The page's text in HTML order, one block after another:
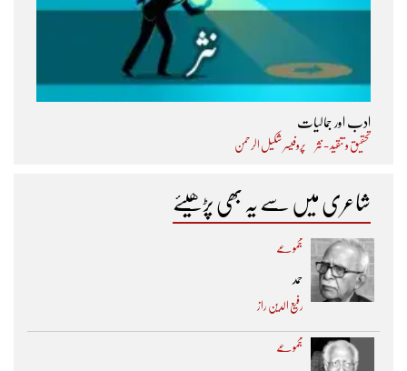
ادب اور جمالیات
تحقیق و تنقید - نثر پروفیسر شکیل الرحمن
شاعری میں سے یہ بھی پڑھیئے
مجموعے
حمد
رفیع الدین راز
مجموعے